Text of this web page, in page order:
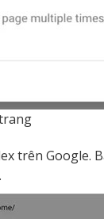
trên Google.